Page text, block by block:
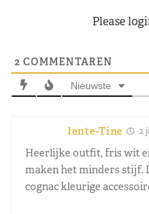
Please
2 COMMENTAREN
Nieuwste
lente-Tine 2
Heerlijke outfit, fris wit
maken het minders stijf.
cognac kleurige